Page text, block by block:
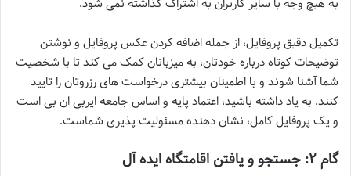
تکمیل دقیق پروفایل، از جمله اضافه کردن عکس پروفایل و نوشتن
توضیحات کوتاه درباره خودتان، به میزبانان کمک می کند تا با شخصیت
شما آشنا شوند و با اطمینان بیشتری درخواست های رزروتان را تایید
کنند. به یاد داشته باشید، اعتماد پایه و اساس جامعه ایربی ان بی است
و یک پروفایل کامل، نشان دهنده مسئولیت پذیری شماست.
گام ۲: جستجو و یافتن اقامتگاه ایده آل